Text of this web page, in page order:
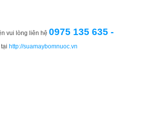
vui lòng liên hệ 0975 135 635 -
http://suamaybomnuoc.vn